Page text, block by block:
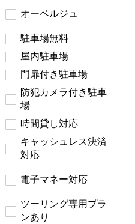
オーベルジュ
駐車場無料
屋内駐車場
門扉付き駐車場
防犯カメラ付き駐車
場
時間貸し対応
キャッシュレス決済
対応
電子マネー対応
ツーリング専用プラ
ンあり